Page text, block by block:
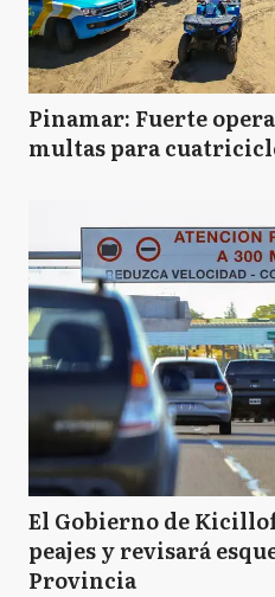
Pinamar: Fuerte
multas para
El Gobierno de
peajes y revisará
Provincia